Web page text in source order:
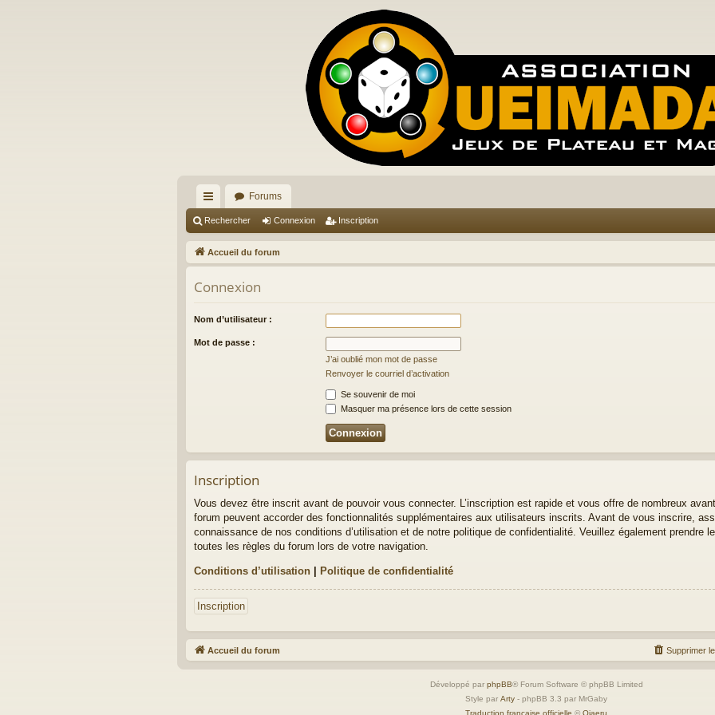
ac
co
ur
ci
s
Forums
Rechercher Connexion Inscription
Accueil du forum
Connexion
Nom d’utilisateur :
Mot de passe :
J’ai oublié mon mot de passe
Renvoyer le courriel d’activation
Se souvenir de moi
Masquer ma présence lors de cette session
Inscription
Vous devez être inscrit avant de pouvoir vous connecter. L’inscription est rapide et vous offre de nombreux
forum peuvent accorder des fonctionnalités supplémentaires aux utilisateurs inscrits. Avant de vous inscrire,
connaissance de nos conditions d’utilisation et de notre politique de confidentialité. Veuillez également prendre
toutes les règles du forum lors de votre navigation.
Conditions d’utilisation | Politique de confidentialité
Inscription
Accueil du forum Supprimer
Développé par phpBB® Forum Software © phpBB Limited
Style par Arty - phpBB 3.3 par MrGaby
Traduction française officielle © Qiaeru